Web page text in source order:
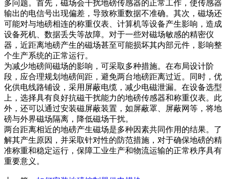
多问题。首先，磁场会干扰地磅传感器的正常工作，使传感器
输出的电信号出现偏差，导致称重数据不准确。其次，磁场还
可能对与地磅相连的称重仪表、计算机等设备产生影响，造成
设备死机、数据丢失等故障。对于一些对磁场敏感的精密仪
器，近距离地磅产生的磁场甚至可能损坏其内部元件，影响整
个生产系统的正常运行。​
为减少地磅间磁场的影响，可采取多种措施。在布局设计阶
段，应合理规划地磅间距，避免两台地磅距离过近。同时，优
化供电线路铺设，采用屏蔽电缆，减少电磁泄漏。在设备选型
上，选择具有良好抗磁干扰能力的地磅传感器和称重仪表。此
外，还可以通过安装磁屏蔽装置，如屏蔽罩、屏蔽网等，将地
磅与外界磁场隔离，降低磁场干扰。​
两台距离相近的地磅产生磁场是多种因素共同作用的结果。了
解其产生原因，并采取针对性的防范措施，对于确保地磅的精
准称重和稳定运行，保障工业生产和物流运输的正常秩序具有
重要意义。